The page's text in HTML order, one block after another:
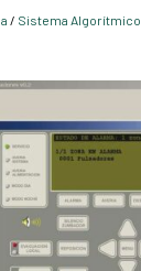
/ Sistema Algorítmico